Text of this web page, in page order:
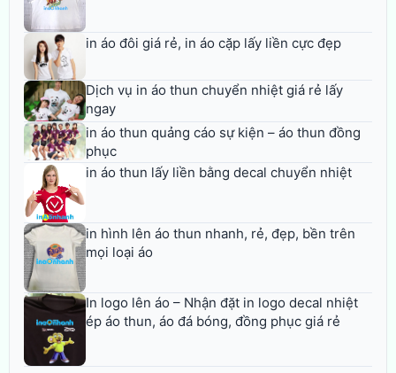
in áo đôi giá rẻ, in áo cặp lấy liền cực đẹp
Dịch vụ in áo thun chuyển nhiệt giá rẻ lấy
ngay
in áo thun quảng cáo sự kiện – áo thun đồng
phục
in áo thun lấy liền bằng decal chuyển nhiệt
in hình lên áo thun nhanh, rẻ, đẹp, bền trên
mọi loại áo
In logo lên áo – Nhận đặt in logo decal nhiệt
ép áo thun, áo đá bóng, đồng phục giá rẻ